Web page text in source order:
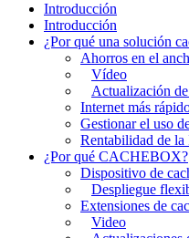
Introducción
Introducción
¿Por qué una solución
Ahorros en el
Vídeo
Actualización
Internet más
Gestionar el uso
Rentabilidad de la
¿Por qué CACHEBOX?
Dispositivo de
Despliegue
Extensiones de
Video